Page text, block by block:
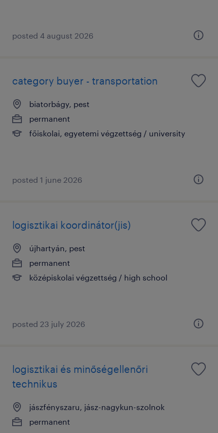
posted 4 august 2026
category buyer - transportation
biatorbágy, pest
permanent
főiskolai, egyetemi végzettség / university
posted 1 june 2026
logisztikai koordinátor(jis)
újhartyán, pest
permanent
középiskolai végzettség / high school
posted 23 july 2026
logisztikai és minőségellenőri
technikus
jászfényszaru, jász-nagykun-szolnok
permanent